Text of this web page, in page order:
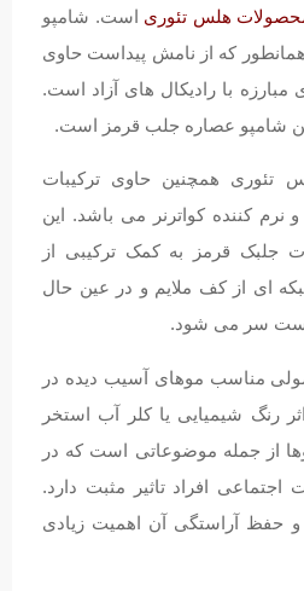
هلس تئوری است. شامپو
که از نامش پیداست حاوی
مبارزه با رادیکال های آزاد است.
شامپو عصاره جلب قرمز است.
تئوری همچنین حاوی ترکیبات
و نرم کننده کواترنر می باشد. این
جلبک قرمز به کمک ترکیبی از
ای از کف ملایم و در عین حال
سر می شود.
مناسب موهای آسیب دیده در
رنگ شیمیایی یا کلر آب استخر
از جمله موضوعاتی است که در
اجتماعی افراد تاثیر مثبت دارد.
و حفظ آراستگی آن اهمیت زیادی